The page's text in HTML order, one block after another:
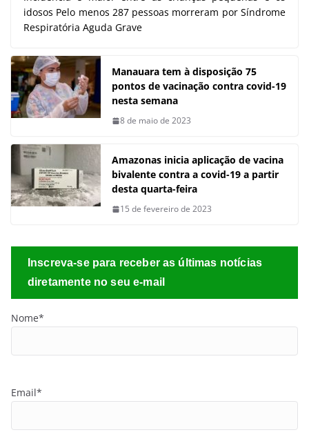
idosos Pelo menos 287 pessoas morreram por Síndrome
Respiratória Aguda Grave
Manauara tem à disposição 75
pontos de vacinação contra covid-19
nesta semana
8 de maio de 2023
Amazonas inicia aplicação de vacina
bivalente contra a covid-19 a partir
desta quarta-feira
15 de fevereiro de 2023
Inscreva-se para receber as últimas notícias
diretamente no seu e-mail
Nome*
Email*